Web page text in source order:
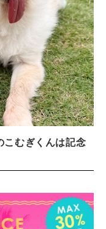
むぎくんは記念